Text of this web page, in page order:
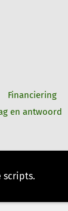
scripts.
Financiering
en antwoord